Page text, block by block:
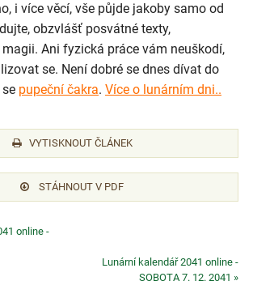
i více věcí, vše půjde jakoby samo od
obzvlášť posvátné texty,
Ani fyzická práce vám neuškodí,
se. Není dobré se dnes dívat do
pupeční čakra. Více o lunárním dni..
VYTISKNOUT ČLÁNEK
STÁHNOUT V PDF
online -
Lunární kalendář 2041 online -
SOBOTA 7. 12. 2041 »